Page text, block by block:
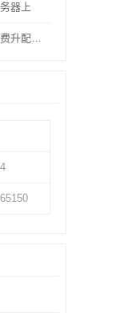
器上
[建站]已经把腾讯云学生轻量服务器，免费升配到：2核心、4G内存、6M带宽、80G硬盘、1200G流量